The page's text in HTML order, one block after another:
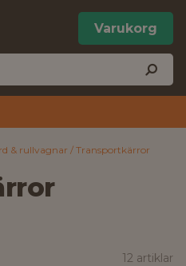
Varukorg
& rullvagnar Transportkärror
12 artiklar